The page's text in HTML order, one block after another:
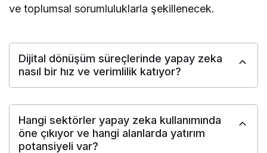
ve toplumsal sorumluluklarla şekillenecek.
Dijital dönüşüm süreçlerinde yapay zeka
nasıl bir hız ve verimlilik katıyor?
Hangi sektörler yapay zeka kullanımında
öne çıkıyor ve hangi alanlarda yatırım
potansiyeli var?